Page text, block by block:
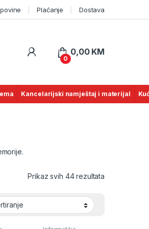
Plaćanje Dostava
0
0,00 KM
Kancelarijski namještaj i materijal
Prikaz svih 44 rezultata